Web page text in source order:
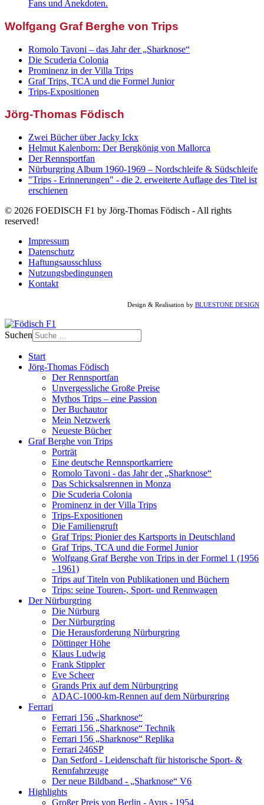
Fans und Anekdoten.
Wolfgang Graf Berghe von Trips
Romolo Tavoni – das Jahr der „Sharknose“
Die Scuderia Colonia
Prominenz in der Villa Trips
Graf Trips, TCA und die Formel Junior
Trips-Expositionen
Jörg-Thomas Födisch
Zwei Bücher über Jacky Ickx
Helmut Kalenborn: Der Bergkönig von Mallorca
Der Rennsportfan
Nürburgring Album 1960-1969 – Nordschleife & Südschleife
"Trips - Erinnerungen" - die 2. erweiterte Auflage des Titel ist
erschienen
© 2026 FOEDISCH F1 by Jörg-Thomas Födisch - All rights
reserved!
Impressum
Datenschutz
Haftungsausschluss
Nutzungsbedingungen
Kontakt
Design & Realisation by BLUESTONE DESIGN
Suchen
Start
Jörg-Thomas Födisch
Der Rennsportfan
Unvergessliche Große Preise
Mythos Trips – eine Passion
Der Buchautor
Mein Netzwerk
Neueste Bücher
Graf Berghe von Trips
Porträt
Eine deutsche Rennsportkarriere
Romolo Tavoni - das Jahr der „Sharknose“
Das Schicksalsrennen in Monza
Die Scuderia Colonia
Prominenz in der Villa Trips
Trips-Expositionen
Die Familiengruft
Graf Trips: Pionier des Kartsports in Deutschland
Graf Trips, TCA und die Formel Junior
Wolfgang Graf Berghe von Trips in der Formel 1 (1956
- 1961)
Trips auf Titeln von Publikationen und Büchern
Trips: seine Touren-, Sport- und Rennwagen
Der Nürburgring
Die Nürburg
Der Nürburgring
Die Herausforderung Nürburgring
Döttinger Höhe
Klaus Ludwig
Frank Stippler
Eve Scheer
Grands Prix auf dem Nürburgring
ADAC-1000-km-Rennen auf dem Nürburgring
Ferrari
Ferrari 156 „Sharknose“
Ferrari 156 „Sharknose“ Technik
Ferrari 156 „Sharknose“ Replika
Ferrari 246SP
Dan Setford - Leidenschaft für historische Sport- &
Rennfahrzeuge
Der neue Bildband - „Sharknose“ V6
Highlights
Großer Preis von Berlin - Avus - 1954